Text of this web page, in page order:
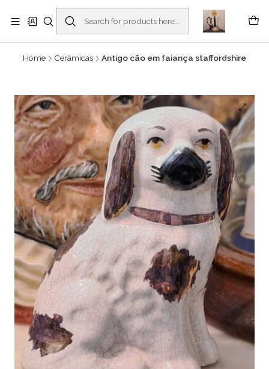
Buscantiguidades - Leilões. Colecionismo e antiguidades em Viana do
Castelo -
Read more
Home Cerâmicas Antigo cão em faiança staffordshire